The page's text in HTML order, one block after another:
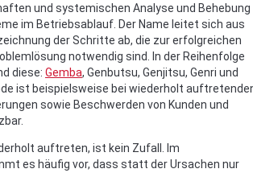
und systemischen Analyse und Behebung
im Betriebsablauf. Der Name leitet sich aus
der Schritte ab, die zur erfolgreichen
notwendig sind. In der Reihenfolge
diese: Gemba, Genbutsu, Genjitsu, Genri und
ist beispielsweise bei wiederholt
sowie Beschwerden von Kunden und
auftreten, ist kein Zufall. Im
es häufig vor, dass statt der Ursachen nur